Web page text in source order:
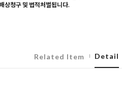
상청구 및 법적처벌됩니다.
Related Item Detail